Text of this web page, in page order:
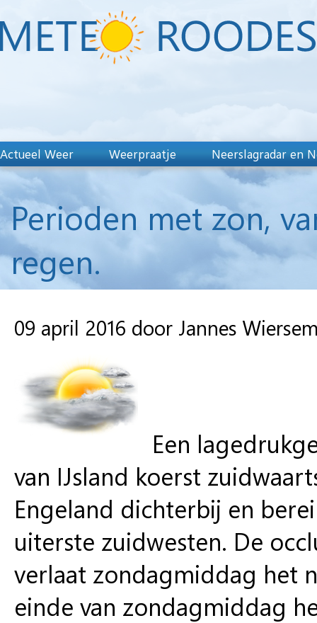
Actueel Weer Weerpraatje Neerslagradar en
Perioden met zon,
regen.
09 april 2016 door Jannes
Een
van IJsland koerst
Engeland dichterbij en
uiterste zuidwesten. De
verlaat zondagmiddag het
einde van zondagmiddag